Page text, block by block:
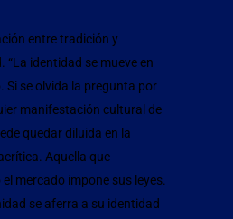
entre tradición y
identidad se mueve en
Si se olvida la pregunta por
manifestación cultural de
quedar diluida en la
Aquella que
mercado impone sus leyes.
se aferra a su identidad